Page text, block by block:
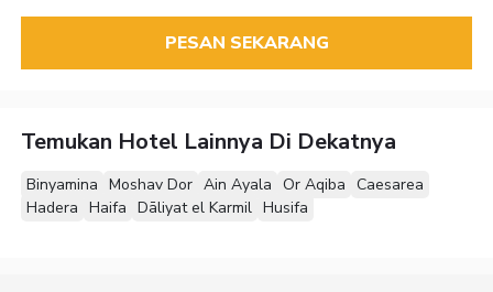
PESAN SEKARANG
Temukan Hotel Lainnya Di Dekatnya
Binyamina Moshav Dor Ain Ayala Or Aqiba Caesarea
Hadera Haifa Dāliyat el Karmil Husifa